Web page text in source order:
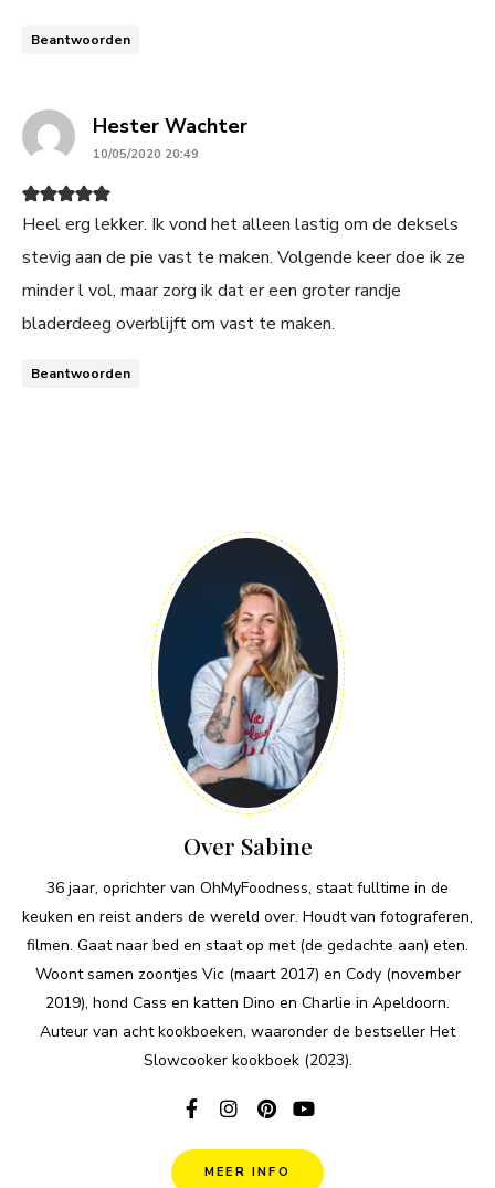
Beantwoorden
Hester Wachtersays:
10/05/2020 20:49
Heel erg lekker. Ik vond het alleen lastig om de deksels
stevig aan de pie vast te maken. Volgende keer doe ik ze
minder l vol, maar zorg ik dat er een groter randje
bladerdeeg overblijft om vast te maken.
Beantwoorden
Over Sabine
36 jaar, oprichter van OhMyFoodness, staat fulltime in de
keuken en reist anders de wereld over. Houdt van fotograferen,
filmen. Gaat naar bed en staat op met (de gedachte aan) eten.
Woont samen zoontjes Vic (maart 2017) en Cody (november
2019), hond Cass en katten Dino en Charlie in Apeldoorn.
Auteur van acht kookboeken, waaronder de bestseller Het
Slowcooker kookboek (2023).
MEER INFO